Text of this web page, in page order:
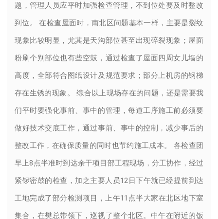
题，管理人员应平时加强检查管理，不到位处要及时整改
到位。 在检查屋面时，南北区问题基本一样，主要是裂纹
现象比较明显，尤其是天沟部位甚至出现碎裂现象；屋面
粉刷个别部位也有些空鼓，通过检查了屋面四周女儿墙的
高度，全部符合图纸设计及规范要求；部分上机房的钢梯
存在生锈的现象。 综合以上现场存在的问题，还是需要我
们平时要强化事前、事中的管理，每道工序施工前必须要
做好技术交底工作，通过事前、事中的控制，减少事后的
整改工作，在确保质量的同时也节约施工成本。 各检查团
早上8点半准时到达余干项目部工程现场，分工协作，经过
紧锣密鼓的检查，加之主要人员12日下午就已经提前到达
工地完成了部分检测项目，上午11点半大家在北区地下室
集合，在樊总带领下，巡视了整个北区。中午在附近的饭